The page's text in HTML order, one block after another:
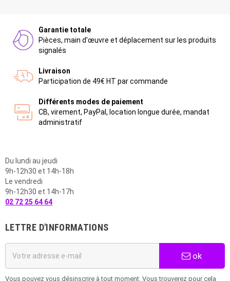
Garantie totale
Pièces, main d'œuvre et déplacement sur les produits
signalés
Livraison
Participation de 49€ HT par commande
Différents modes de paiement
CB, virement, PayPal, location longue durée, mandat
administratif
Du lundi au jeudi
9h-12h30 et 14h-18h
Le vendredi
9h-12h30 et 14h-17h
02 72 25 64 64
LETTRE D'INFORMATIONS
ok
Vous pouvez vous désinscrire à tout moment. Vous trouverez pour cela